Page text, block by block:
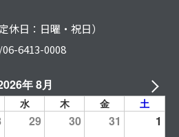
休日：日曜・祝日）
6413-0008
年 8月
水 木 金 土
29 30 31
1